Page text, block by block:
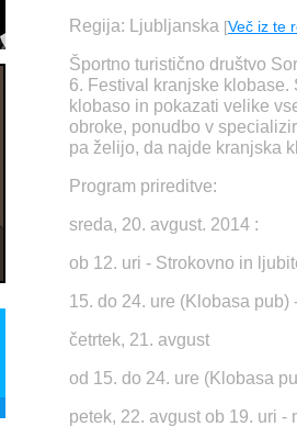
Regija: Ljubljanska [Več iz te
Športno turistično društvo
6. Festival kranjske
klobaso in pokazati velike
obroke, ponudbo v
pa želijo, da najde kranjska
Program prireditve:
sreda, 20. avgust. 2014 :
ob 12. uri - Strokovno in
15. do 24. ure (Klobasa
četrtek, 21. avgust
od 15. do 24. ure (Klobasa
petek, 22. avgust ob 19. uri